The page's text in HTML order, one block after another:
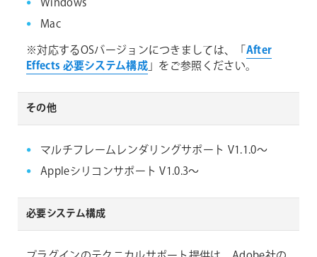
Mac
※対応するOSバージョンにつきましては、「After
Effects 必要システム構成」をご参照ください。
その他
マルチフレームレンダリングサポート V1.1.0～
Appleシリコンサポート V1.0.3～
必要システム構成